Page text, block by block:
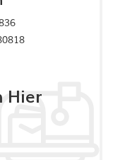
Hier